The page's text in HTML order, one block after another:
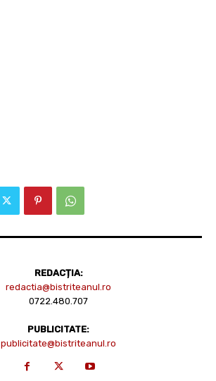
REDACȚIA:
redactia@bistriteanul.ro
0722.480.707
PUBLICITATE:
publicitate@bistriteanul.ro